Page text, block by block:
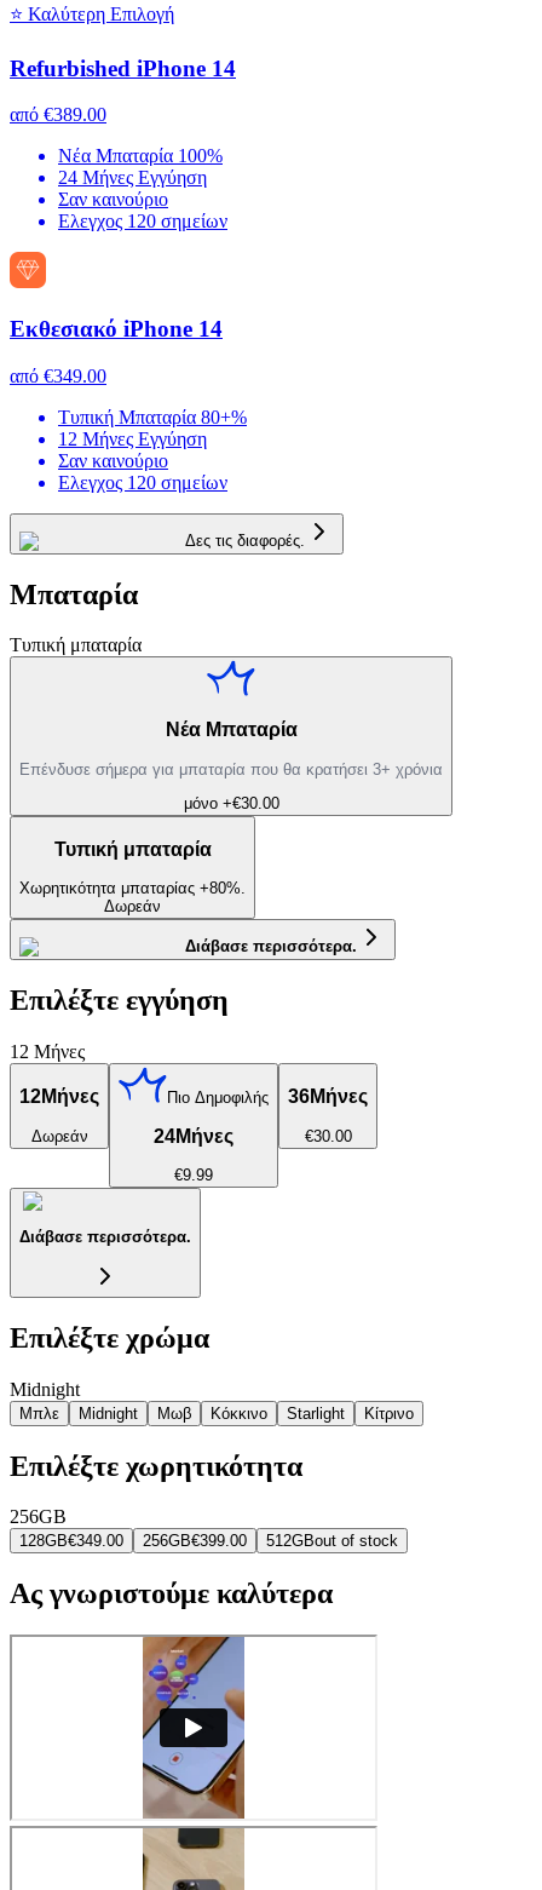
⭐ Καλύτερη Επιλογή
Refurbished iPhone 14
από €389.00
Νέα Μπαταρία 100%
24 Μήνες Εγγύηση
Σαν καινούριο
Ελεγχος 120 σημείων
Εκθεσιακό iPhone 14
από €349.00
Τυπική Μπαταρία 80+%
12 Μήνες Εγγύηση
Σαν καινούριο
Ελεγχος 120 σημείων
Δες τις διαφορές.
Μπαταρία
Τυπική μπαταρία
Νέα Μπαταρία
Επένδυσε σήμερα για μπαταρία που θα κρατήσει 3+ χρόνια
μόνο +€30.00
Τυπική μπαταρία
Χωρητικότητα μπαταρίας +80%.
Δωρεάν
Διάβασε περισσότερα.
Επιλέξτε εγγύηση
12 Μήνες
12Μήνες
Δωρεάν
Πιο Δημοφιλής
24Μήνες
€9.99
36Μήνες
€30.00
Διάβασε περισσότερα.
Επιλέξτε χρώμα
Midnight
Μπλε Midnight Μωβ Κόκκινο Starlight Κίτρινο
Επιλέξτε χωρητικότητα
256GB
128GB€349.00 256GB€399.00 512GBout of stock
Ας γνωριστούμε καλύτερα